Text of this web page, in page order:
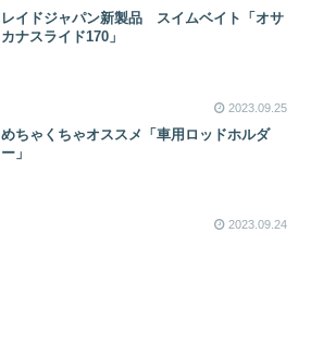
レイドジャパン新製品 スイムベイト「オサ
カナスライド170」
2023.09.25
めちゃくちゃオススメ「車用ロッドホルダ
ー」
2023.09.24